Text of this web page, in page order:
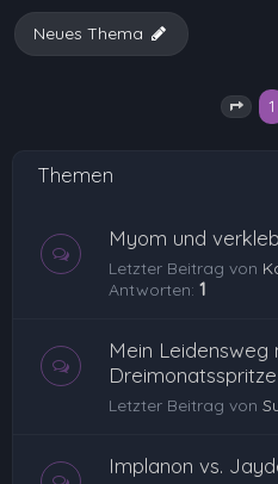
Neues Thema
1
Themen
Myom und
Letzter Beitrag von
Antworten: 1
Mein Leidensweg
Dreimonatsspritze
Letzter Beitrag von
Implanon vs.